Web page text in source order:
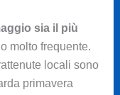
sia il più
molto frequente.
locali sono
primavera